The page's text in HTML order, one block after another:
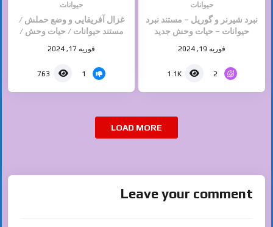
حیوانات
نبرد شیرنر و گوریل – مستند نبرد
حیوانات – حیات وحش جدید
فوریه 19, 2024
2
1.1K
حیوانات
غزال آفریقایی و وضع حملش /
مستند حیوانات / حیات وحش /
فوریه 17, 2024
1
763
LOAD MORE
Leave your comment